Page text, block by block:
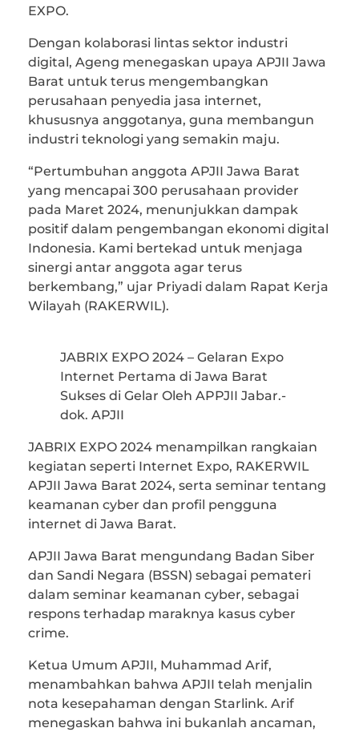
EXPO.
Dengan kolaborasi lintas sektor industri
digital, Ageng menegaskan upaya APJII Jawa
Barat untuk terus mengembangkan
perusahaan penyedia jasa internet,
khususnya anggotanya, guna membangun
industri teknologi yang semakin maju.
“Pertumbuhan anggota APJII Jawa Barat
yang mencapai 300 perusahaan provider
pada Maret 2024, menunjukkan dampak
positif dalam pengembangan ekonomi digital
Indonesia. Kami bertekad untuk menjaga
sinergi antar anggota agar terus
berkembang,” ujar Priyadi dalam Rapat Kerja
Wilayah (RAKERWIL).
JABRIX EXPO 2024 – Gelaran Expo
Internet Pertama di Jawa Barat
Sukses di Gelar Oleh APPJII Jabar.-
dok. APJII
JABRIX EXPO 2024 menampilkan rangkaian
kegiatan seperti Internet Expo, RAKERWIL
APJII Jawa Barat 2024, serta seminar tentang
keamanan cyber dan profil pengguna
internet di Jawa Barat.
APJII Jawa Barat mengundang Badan Siber
dan Sandi Negara (BSSN) sebagai pemateri
dalam seminar keamanan cyber, sebagai
respons terhadap maraknya kasus cyber
crime.
Ketua Umum APJII, Muhammad Arif,
menambahkan bahwa APJII telah menjalin
nota kesepahaman dengan Starlink. Arif
menegaskan bahwa ini bukanlah ancaman,